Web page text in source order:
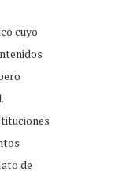
cuyo
de